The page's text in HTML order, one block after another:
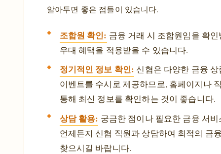
알아두면 좋은 점들이 있습니다.
조합원 확인: 금융 거래 시 조합원임을 확
우대 혜택을 적용받을 수 있습니다.
정기적인 정보 확인: 신협은 다양한 금융
이벤트를 수시로 제공하므로, 홈페이지나
통해 최신 정보를 확인하는 것이 좋습니다.
상담 활용: 궁금한 점이나 필요한 금융 서
언제든지 신협 직원과 상담하여 최적의 금
찾으시길 바랍니다.